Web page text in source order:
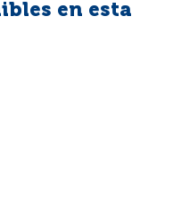
en esta